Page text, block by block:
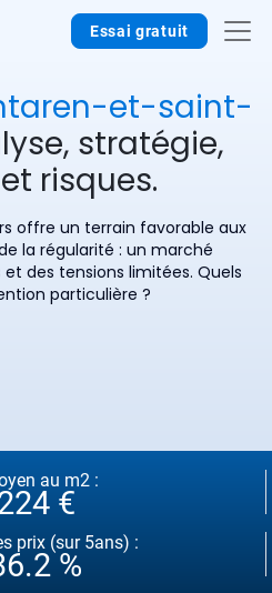
Essai gratuit
et-saint-
stratégie,
risques.
offre un terrain favorable aux
la régularité : un marché
des tensions limitées. Quels
particulière ?
au m2 :
€
prix (sur 5ans) :
%